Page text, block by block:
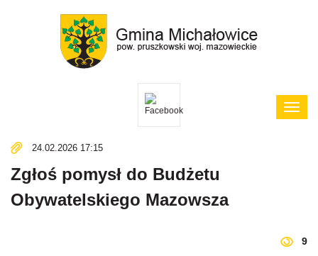
Pokaż
24.02.2026 17:15
Zgłoś pomysł do Budżetu
Obywatelskiego Mazowsza
9